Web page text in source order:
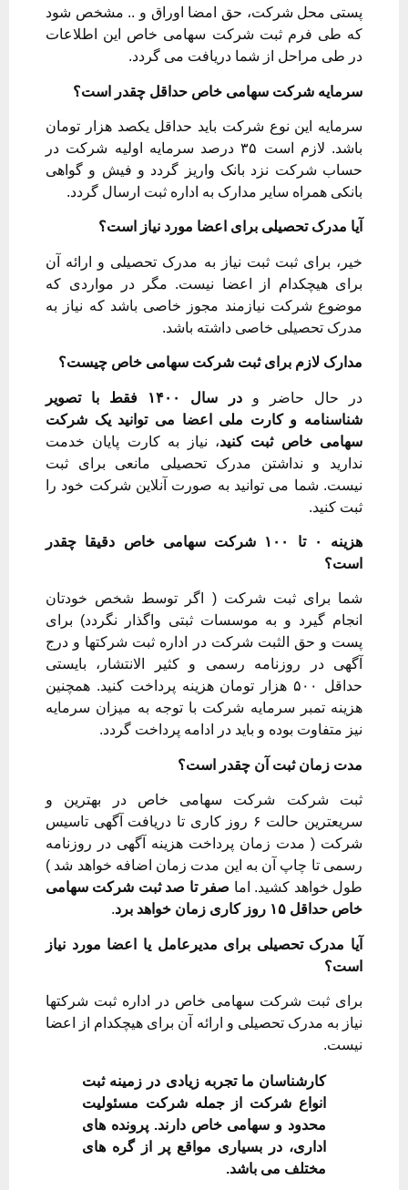
پستی محل شرکت، حق امضا اوراق و .. مشخص شود
که طی فرم ثبت شرکت سهامی خاص این اطلاعات
در طی مراحل از شما دریافت می گردد.
سرمایه شرکت سهامی خاص حداقل چقدر است؟
سرمایه این نوع شرکت باید حداقل یکصد هزار تومان
باشد. لازم است ۳۵ درصد سرمایه اولیه شرکت در
حساب شرکت نزد بانک واریز گردد و فیش و گواهی
بانکی همراه سایر مدارک به اداره ثبت ارسال گردد.
آیا مدرک تحصیلی برای اعضا مورد نیاز است؟
خیر، برای ثبت ثبت نیاز به مدرک تحصیلی و ارائه آن
برای هیچکدام از اعضا نیست. مگر در مواردی که
موضوع شرکت نیازمند مجوز خاصی باشد که نیاز به
مدرک تحصیلی خاصی داشته باشد.
مدارک لازم برای ثبت شرکت سهامی خاص چیست؟
در حال حاضر و
در سال ۱۴۰۰ فقط با تصویر
شناسنامه و کارت ملی اعضا می توانید یک شرکت
سهامی خاص ثبت کنید، نیاز به کارت پایان خدمت
ندارید و نداشتن مدرک تحصیلی مانعی برای ثبت
نیست. شما می توانید به صورت آنلاین شرکت خود را
ثبت کنید.
هزینه ۰ تا ۱۰۰ شرکت سهامی خاص دقیقا چقدر
است؟
شما برای ثبت شرکت ( اگر توسط شخص خودتان
انجام گیرد و به موسسات ثبتی واگذار نگردد) برای
پست و حق الثبت شرکت در اداره ثبت شرکتها و درج
آگهی در روزنامه رسمی و کثیر الانتشار، بایستی
حداقل ۵۰۰ هزار تومان هزینه پرداخت کنید. همچنین
هزینه تمبر سرمایه شرکت با توجه به میزان سرمایه
نیز متفاوت بوده و باید در ادامه پرداخت گردد.
مدت زمان ثبت آن چقدر است؟
ثبت شرکت شرکت سهامی خاص در بهترین و
سریعترین حالت ۶ روز کاری تا دریافت آگهی تاسیس
شرکت ( مدت زمان پرداخت هزینه آگهی در روزنامه
رسمی تا چاپ آن به این مدت زمان اضافه خواهد شد )
طول خواهد کشید. اما صفر تا صد ثبت شرکت سهامی
خاص حداقل ۱۵ روز کاری زمان خواهد برد
.
آیا مدرک تحصیلی برای مدیرعامل یا اعضا مورد نیاز
است؟
برای ثبت شرکت سهامی خاص در اداره ثبت شرکتها
نیاز به مدرک تحصیلی و ارائه آن برای هیچکدام از اعضا
نیست.
کارشناسان ما تجربه زیادی در زمینه ثبت
انواع شرکت از جمله شرکت مسئولیت
محدود و سهامی خاص دارند. پرونده های
اداری، در بسیاری مواقع پر از گره های
مختلف می باشد.